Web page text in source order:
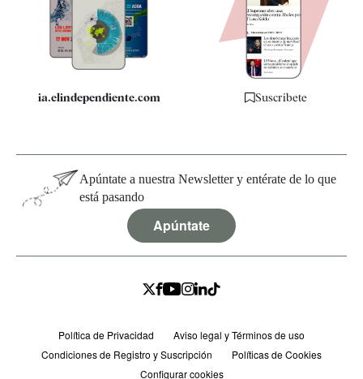
Quiénes somos
Especificaciones
ia.elindependiente.com Suscríbete
Apúntate a nuestra Newsletter y entérate de lo que
está pasando
Apúntate
Política de Privacidad
Aviso legal y Términos de uso
Condiciones de Registro y Suscripción
Políticas de Cookies
Configurar cookies